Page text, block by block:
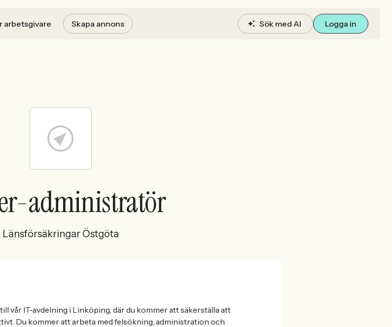
arbetsgivare Skapa annons Sök med AI Logga in
administratör
Länsförsäkringar Östgöta
vår IT-avdelning i Linköping, där du kommer att säkerställa att
Du kommer att arbeta med felsökning, administration och